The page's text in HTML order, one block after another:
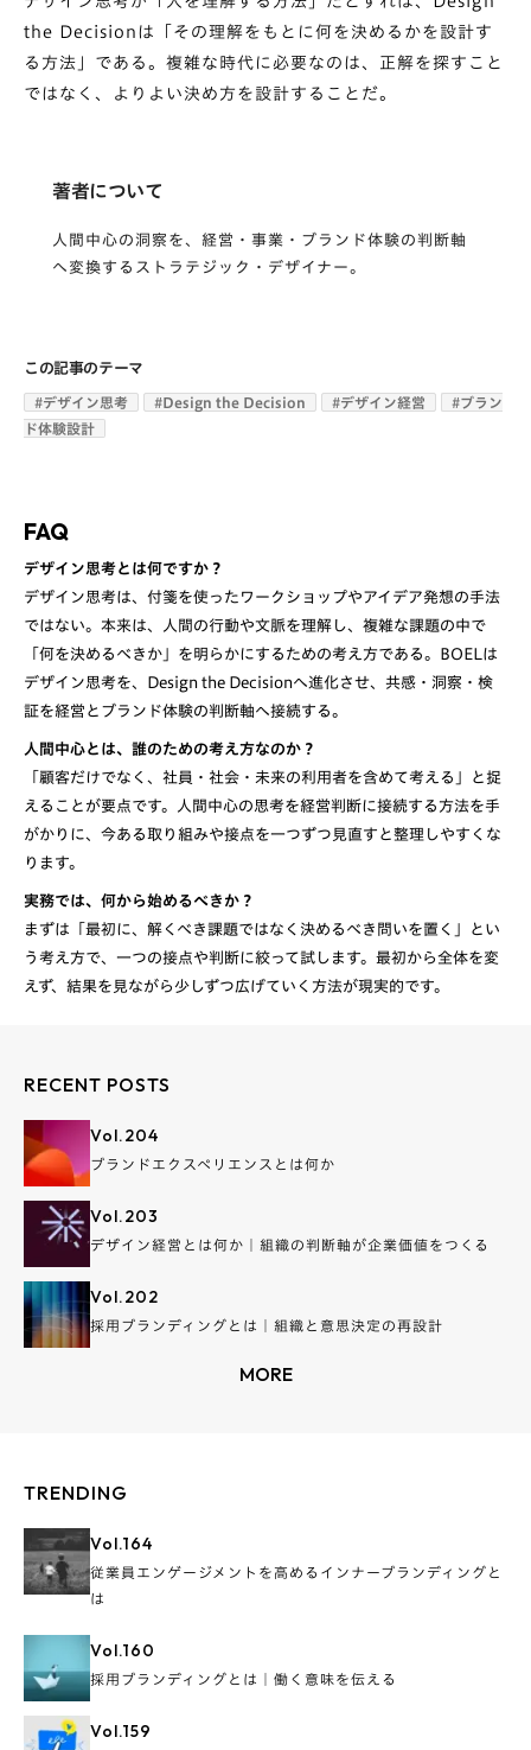
the Decisionは「その理解をもとに何を決めるかを設計す
る方法」である。複雑な時代に必要なのは、正解を探すこと
ではなく、よりよい決め方を設計することだ。
著者について
人間中心の洞察を、経営・事業・ブランド体験の判断軸
へ変換するストラテジック・デザイナー。
この記事のテーマ
#デザイン思考 #Design the Decision #デザイン経営 #ブラン
ド体験設計
FAQ
デザイン思考とは何ですか？
デザイン思考は、付箋を使ったワークショップやアイデア発想の手法
ではない。本来は、人間の行動や文脈を理解し、複雑な課題の中で
「何を決めるべきか」を明らかにするための考え方である。BOELは
デザイン思考を、Design the Decisionへ進化させ、共感・洞察・検
人間中心とは、誰のための考え方なのか？
「顧客だけでなく、社員・社会・未来の利用者を含めて考える」と捉
えることが要点です。人間中心の思考を経営判断に接続する方法を手
がかりに、今ある取り組みや接点を一つずつ見直すと整理しやすくな
ります。
実務では、何から始めるべきか？
まずは「最初に、解くべき課題ではなく決めるべき問いを置く」とい
う考え方で、一つの接点や判断に絞って試します。最初から全体を変
えず、結果を見ながら少しずつ広げていく方法が現実的です。
RECENT POSTS
Vol.204
ブランドエクスペリエンスとは何か
Vol.203
デザイン経営とは何か｜組織の判断軸が企業価値をつくる
Vol.202
採用ブランディングとは｜組織と意思決定の再設計
MORE
TRENDING
Vol.164
従業員エンゲージメントを高めるインナーブランディングと
は
Vol.160
採用ブランディングとは｜働く意味を伝える
Vol.159